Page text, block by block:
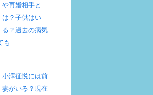
や再婚相手と
は？子供はい
る？過去の病気
も
小澤征悦には前
妻がいる？現在